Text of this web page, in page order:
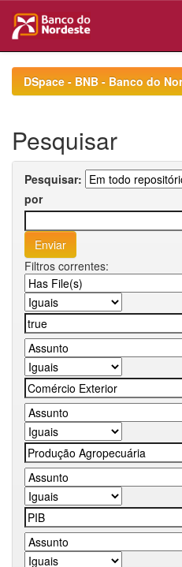
navigationDSpace - BNB - Banco do
Pesquisar
Pesquisar:
por
Filtros correntes: